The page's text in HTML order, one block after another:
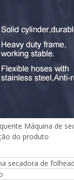
Máquina de
do produto
secadora de